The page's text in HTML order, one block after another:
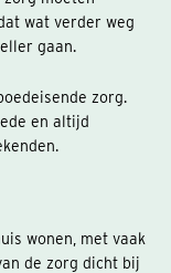
wat verder weg
gaan.
zorg.
en altijd
wonen, met vaak
de zorg dicht bij